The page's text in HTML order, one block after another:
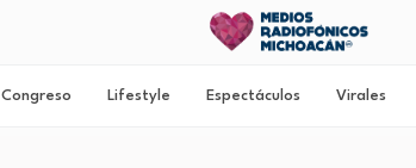
Congreso Lifestyle Espectáculos Virales